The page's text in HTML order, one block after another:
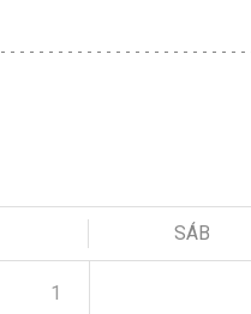
SÁB
1